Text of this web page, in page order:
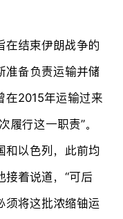
在结束伊朗战争的
准备负责运输并储
在2015年运输过来
履行这一职责”。
和以色列，此前均
接着说道，“可后
须将这批浓缩铀运